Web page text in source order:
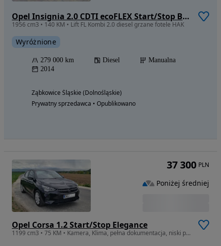
Opel Insignia 2.0 CDTI ecoFLEX Start/Stop Business Innovation
1956 cm3 • 140 KM • Lift FL Kombi 2.0 diesel grzane fotele HAK
Wyróżnione
279 000 km Diesel
Manualna
2014
Ząbkowice Śląskie (Dolnośląskie)
Prywatny sprzedawca • Opublikowano
Opel Corsa 1.2 Start/Stop Elegance
1199 cm3 • 75 KM • Kamera, Klima, pełna dokumentacja, niski przebieg
37 300 PLN
Poniżej średniej